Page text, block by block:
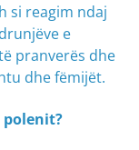
si reagim ndaj
e
pranverës dhe
dhe fëmijët.
polenit?